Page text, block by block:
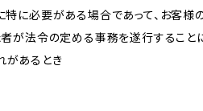
に必要がある場合であって、お客様
が法令の定める事務を遂行するこ
があるとき